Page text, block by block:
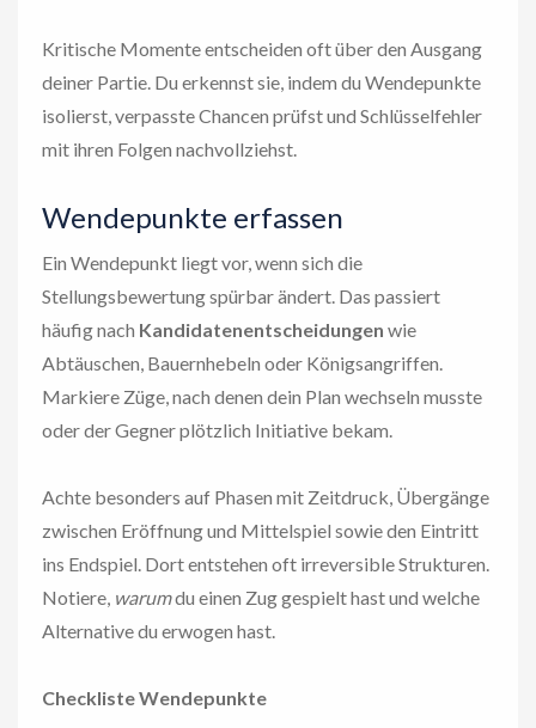
Kritische Momente entscheiden oft über den Ausgang
deiner Partie. Du erkennst sie, indem du Wendepunkte
isolierst, verpasste Chancen prüfst und Schlüsselfehler
mit ihren Folgen nachvollziehst.
Wendepunkte erfassen
Ein Wendepunkt liegt vor, wenn sich die
Stellungsbewertung spürbar ändert. Das passiert
häufig nach Kandidatenentscheidungen wie
Abtäuschen, Bauernhebeln oder Königsangriffen.
Markiere Züge, nach denen dein Plan wechseln musste
oder der Gegner plötzlich Initiative bekam.
Achte besonders auf Phasen mit Zeitdruck, Übergänge
zwischen Eröffnung und Mittelspiel sowie den Eintritt
ins Endspiel. Dort entstehen oft irreversible Strukturen.
Notiere, warumdu einen Zug gespielt hast und welche
Alternative du erwogen hast.
Checkliste Wendepunkte